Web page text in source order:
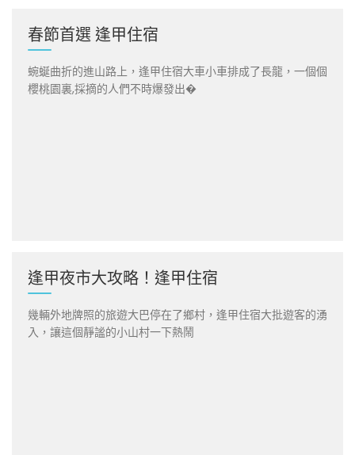
春節首選 逢甲住宿
蜿蜒曲折的進山路上，逢甲住宿大車小車排成了長龍，一個個
櫻桃園裏,採摘的人們不時爆發出�
逢甲夜市大攻略！逢甲住宿
幾輛外地牌照的旅遊大巴停在了鄉村，逢甲住宿大批遊客的湧
入，讓這個靜謐的小山村一下熱鬧